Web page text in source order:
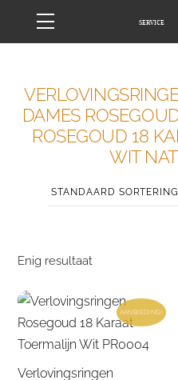
Menu SERVICE
DAMES
ROSEGOUD 18
WIT
Enig resultaat
AANBIEDING!
Verlovingsringen